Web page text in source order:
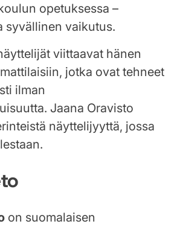
opetuksessa –
syvällinen vaikutus.
viittaavat hänen
jotka ovat tehneet
ilman
Jaana Oravisto
näyttelijyyttä, jossa
on suomalaisen